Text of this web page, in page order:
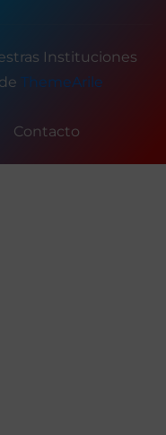
Instituciones
de ThemeArile
Contacto